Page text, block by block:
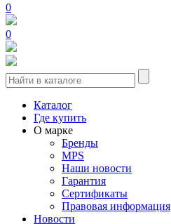
0
0
Каталог
Где купить
О марке
Бренды
MPS
Наши новости
Гарантия
Сертификаты
Правовая информация
Новости